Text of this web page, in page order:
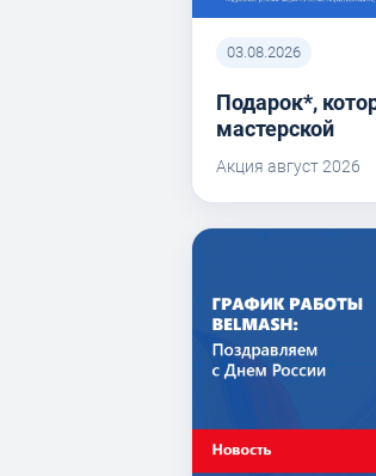
03.08.2026
Подарок*,
мастерской
Акция август 2026